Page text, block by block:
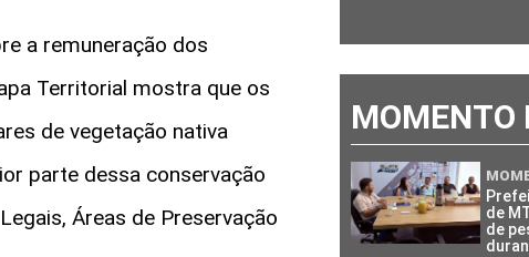
a remuneração dos
Territorial mostra que os
de vegetação nativa
parte dessa conservação
Áreas de Preservação
MOMENTO
de
de